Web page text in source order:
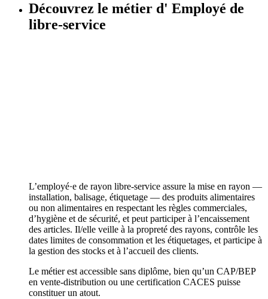
Découvrez le métier d' Employé de
libre-service
L’employé·e de rayon libre‑service assure la mise en rayon —
installation, balisage, étiquetage — des produits alimentaires
ou non alimentaires en respectant les règles commerciales,
d’hygiène et de sécurité, et peut participer à l’encaissement
des articles. Il/elle veille à la propreté des rayons, contrôle les
dates limites de consommation et les étiquetages, et participe à
la gestion des stocks et à l’accueil des clients.
Le métier est accessible sans diplôme, bien qu’un CAP/BEP
en vente‑distribution ou une certification CACES puisse
constituer un atout.